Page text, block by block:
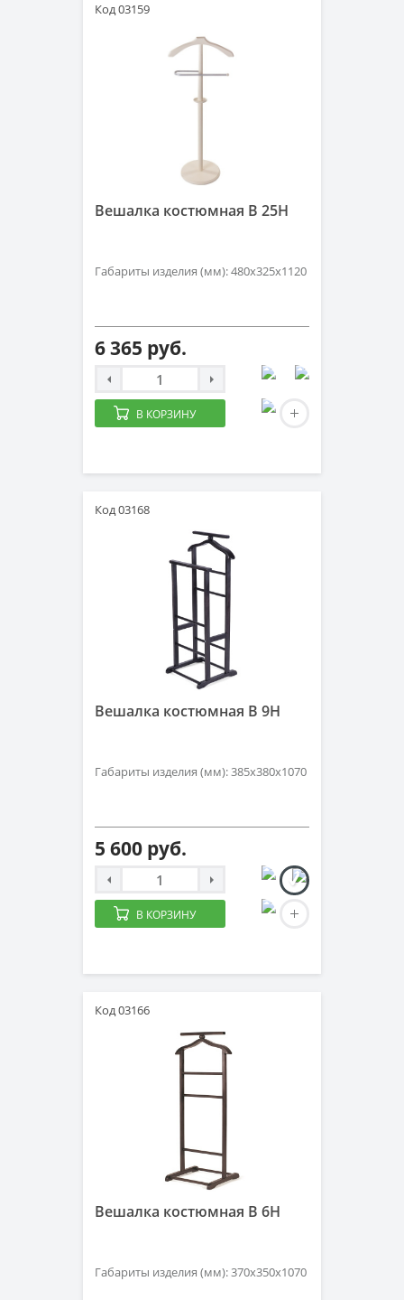
Код 03159
Вешалка костюмная B 25H
Габариты изделия (мм): 480x325x1120
6 365 руб.
В КОРЗИНУ
Код 03168
Вешалка костюмная B 9H
Габариты изделия (мм): 385х380х1070
5 600 руб.
В КОРЗИНУ
Код 03166
Вешалка костюмная B 6H
Габариты изделия (мм): 370х350х1070